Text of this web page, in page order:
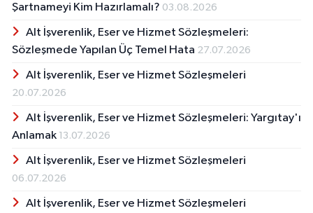
Şartnameyi Kim Hazırlamalı? 03.08.2026
Alt İşverenlik, Eser ve Hizmet Sözleşmeleri:
Sözleşmede Yapılan Üç Temel Hata 27.07.2026
Alt İşverenlik, Eser ve Hizmet Sözleşmeleri
20.07.2026
Alt İşverenlik, Eser ve Hizmet Sözleşmeleri: Yargıtay'ı
Anlamak 13.07.2026
Alt İşverenlik, Eser ve Hizmet Sözleşmeleri
06.07.2026
Alt İşverenlik, Eser ve Hizmet Sözleşmeleri